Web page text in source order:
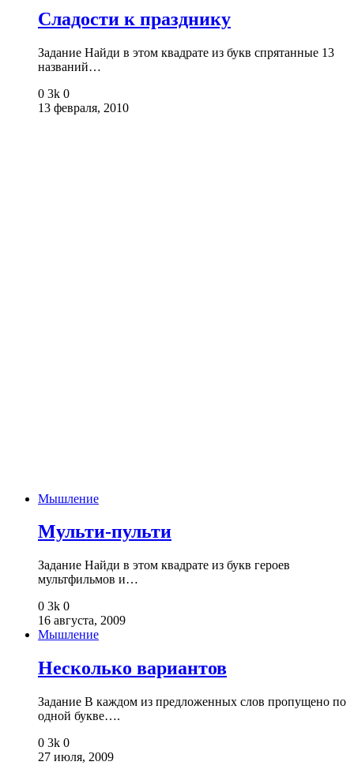
Сладости к празднику
Задание Найди в этом квадрате из букв спрятанные 13
названий…
0 3k 0
13 февраля, 2010
Мышление
Мульти-пульти
Задание Найди в этом квадрате из букв героев
мультфильмов и…
0 3k 0
16 августа, 2009
Мышление
Несколько вариантов
Задание В каждом из предложенных слов пропущено по
одной букве….
0 3k 0
27 июля, 2009